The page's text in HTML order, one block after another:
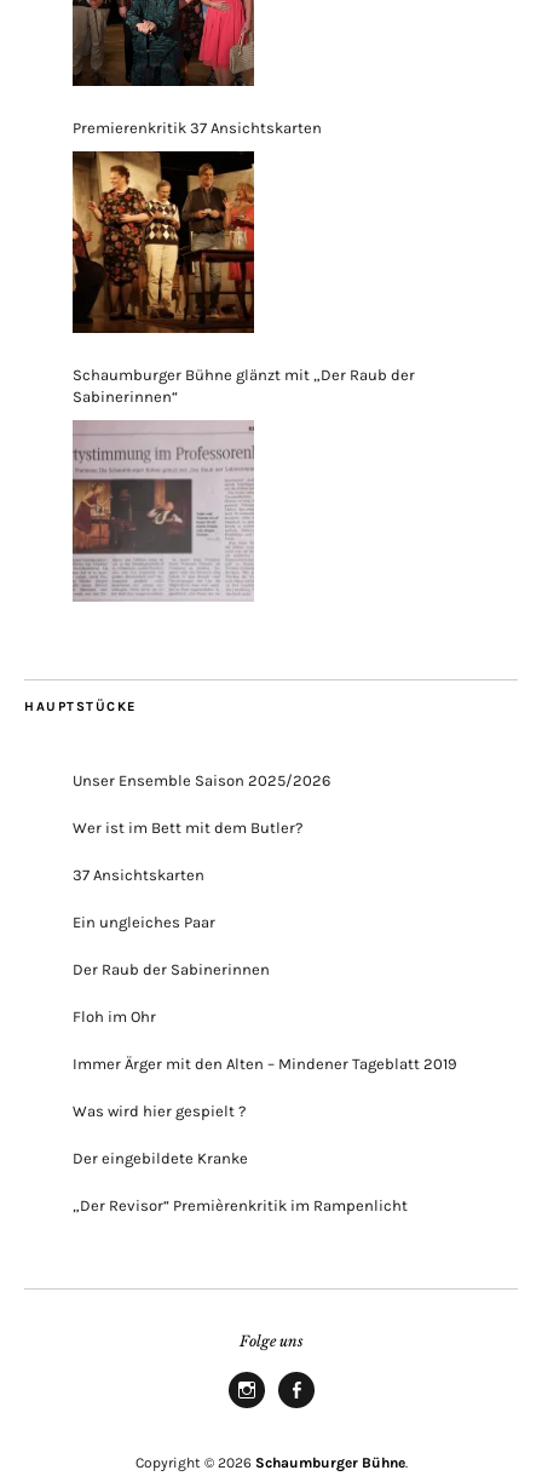
Premierenkritik 37 Ansichtskarten
Schaumburger Bühne glänzt mit „Der Raub der
Sabinerinnen“
HAUPTSTÜCKE
Unser Ensemble Saison 2025/2026
Wer ist im Bett mit dem Butler?
37 Ansichtskarten
Ein ungleiches Paar
Der Raub der Sabinerinnen
Floh im Ohr
Immer Ärger mit den Alten – Mindener Tageblatt 2019
Was wird hier gespielt ?
Der eingebildete Kranke
„Der Revisor“ Premièrenkritik im Rampenlicht
Folge uns
Copyright © 2026 Schaumburger Bühne